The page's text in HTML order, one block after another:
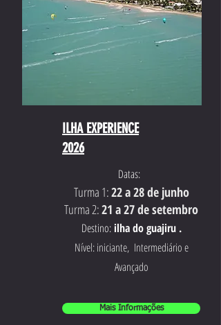
ILHA EXPERIENCE
2026
Datas:
Turma 1:22 a 28 de junho
Turma 2:21 a 27 de setembro
Destino:ilha do guajiru .
Nível: iniciante, Intermediário e
Avançado
Mais Informações